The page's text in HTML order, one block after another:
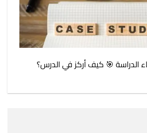
الدراسة 🎯 كيف أركز في الدرس؟